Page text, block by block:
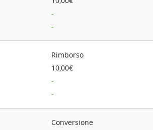
-
-
Rimborso
10,00€
-
-
Conversione